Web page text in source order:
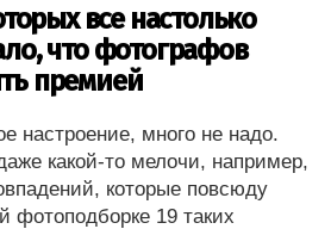
все настолько
что фотографов
премией
настроение, много не надо.
какой-то мелочи, например,
которые повсюду
фотоподборке 19 таких